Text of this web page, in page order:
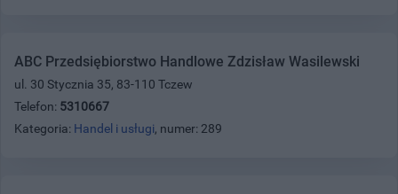
ABC Przedsiębiorstwo Handlowe Zdzisław Wasilewski
ul. 30 Stycznia 35, 83-110 Tczew
Telefon: 5310667
Kategoria: Handel i usługi, numer: 289